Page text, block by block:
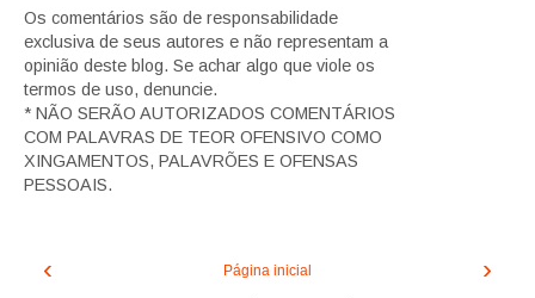
Os comentários são de responsabilidade
exclusiva de seus autores e não representam a
opinião deste blog. Se achar algo que viole os
termos de uso, denuncie.
* NÃO SERÃO AUTORIZADOS COMENTÁRIOS
COM PALAVRAS DE TEOR OFENSIVO COMO
XINGAMENTOS, PALAVRÕES E OFENSAS
PESSOAIS.
‹ ›
Página inicial